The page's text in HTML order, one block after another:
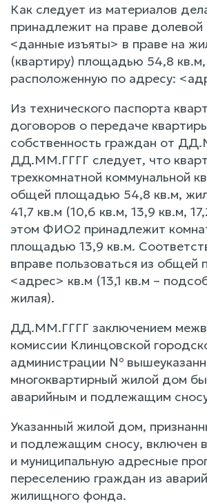
Как следует из материалов
принадлежит на праве долевой
<данные изъяты> в праве на
(квартиру) площадью 54,8 кв.м,
расположенную по адресу:
Из технического паспорта
договоров о передаче
собственность граждан от
ДД.ММ.ГГГГ следует, что
трехкомнатной коммунальной
общей площадью 54,8 кв.м,
41,7 кв.м (10,6 кв.м, 13,9 кв.м,
этом ФИО2 принадлежит
площадью 13,9 кв.м.
вправе пользоваться из общей
<адрес> кв.м (13,1 кв.м –
жилая).
ДД.ММ.ГГГГ заключением
комиссии Клинцовской
администрации №
многоквартирный жилой дом
аварийным и подлежащим
Указанный жилой дом,
и подлежащим сносу, включен
и муниципальную адресные
переселению граждан из
жилищного фонда.